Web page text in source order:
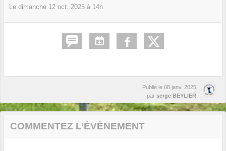
Le dimanche 12 oct. 2025 à 14h
Publié le 08 janv. 2025
par serge BEYLIER
COMMENTEZ L’ÉVÈNEMENT